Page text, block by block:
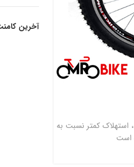
استهلاک کمتر نسبت به
است
آخرین